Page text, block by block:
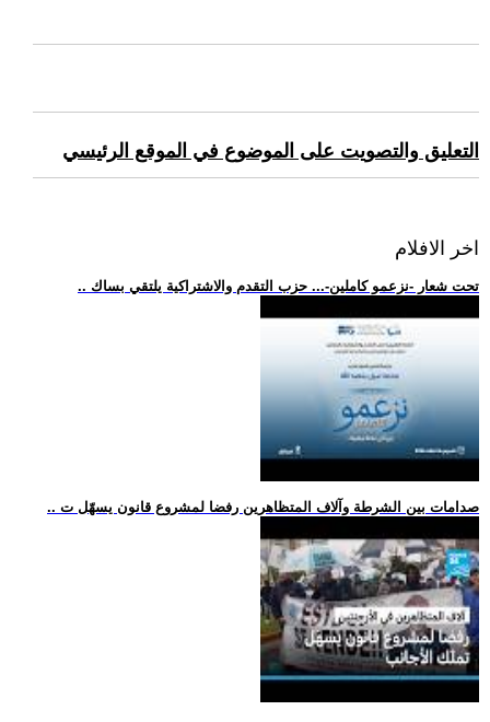
التعليق والتصويت على الموضوع في الموقع الرئيسي
اخر الافلام
.. تحت شعار -نزعمو كاملين-... حزب التقدم والاشتراكية يلتقي بساك
.. صدامات بين الشرطة وآلاف المتظاهرين رفضا لمشروع قانون يسهّل ت